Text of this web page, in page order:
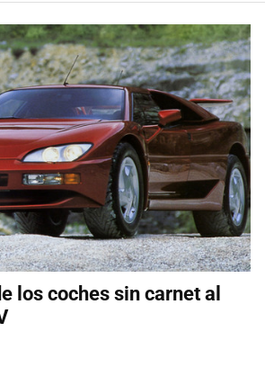
los coches sin carnet al